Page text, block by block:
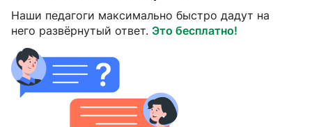
Наши педагоги максимально быстро дадут на
него развёрнутый ответ. Это бесплатно!